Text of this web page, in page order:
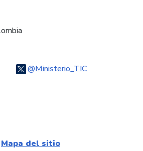
Tiktok
@Ministerio_TICLogo Twitter
Mapa del sitio